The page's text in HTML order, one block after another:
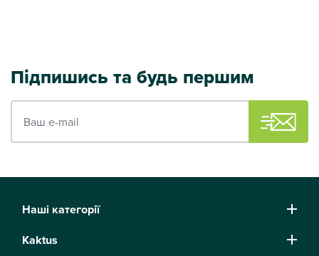
Підпишись та будь першим
Наші категорії
Kaktus